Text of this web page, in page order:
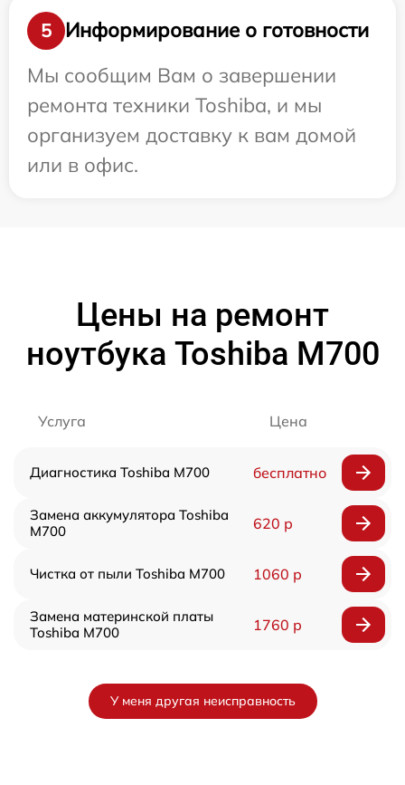
5
Информирование о готовности
Мы сообщим Вам о завершении
ремонта техники Toshiba, и мы
организуем доставку к вам домой
или в офис.
Цены на ремонт
ноутбука Toshiba M700
Услуга Цена
Диагностика Toshiba M700 бесплатно
Замена аккумулятора Toshiba
M700
620 р
Чистка от пыли Toshiba M700 1060 р
Замена материнской платы
Toshiba M700
1760 р
У меня другая неисправность